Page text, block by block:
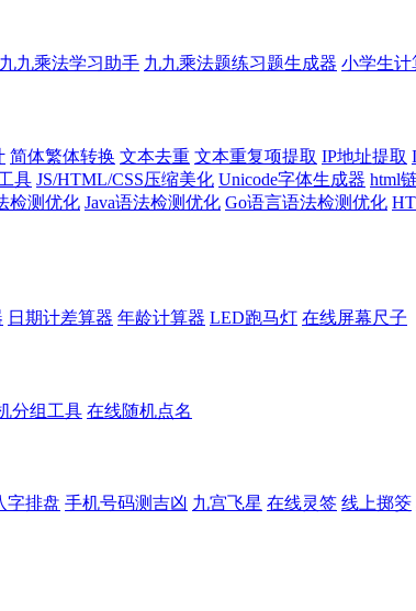
九九乘法学习助手 九九乘法题练习题生成器 小学生计
简体繁体转换 文本去重 文本重复项提取 IP地址提取
具 JS/HTML/CSS压缩美化 Unicode字体生成器 html
检测优化 Java语法检测优化 Go语言语法检测优化
日期计差算器 年龄计算器 LED跑马灯 在线屏幕尺子
分组工具 在线随机点名
字排盘 手机号码测吉凶 九宫飞星 在线灵签 线上掷筊